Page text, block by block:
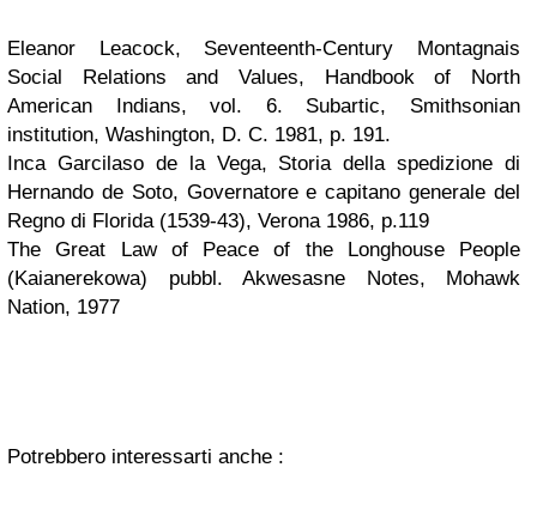
Eleanor Leacock, Seventeenth-Century Montagnais
Social Relations and Values, Handbook of North
American Indians, vol. 6. Subartic, Smithsonian
institution, Washington, D. C. 1981, p. 191.
Inca Garcilaso de la Vega, Storia della spedizione di
Hernando de Soto, Governatore e capitano generale del
Regno di Florida (1539-43), Verona 1986, p.119
The Great Law of Peace of the Longhouse People
(Kaianerekowa) pubbl. Akwesasne Notes, Mohawk
Nation, 1977
Potrebbero interessarti anche :